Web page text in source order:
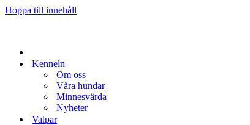
Hoppa till innehåll
Kenneln
Om oss
Våra hundar
Minnesvärda
Nyheter
Valpar